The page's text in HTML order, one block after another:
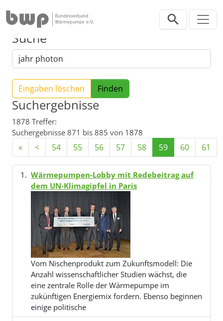
Suche
Eingaben löschen
Suchergebnisse
1878 Treffer:
Suchergebnisse 871 bis 885 von 1878
« < 54 55 56 57 58 59 60 61
Wärmepumpen-Lobby mit Redebeitrag auf
dem UN-Klimagipfel in Paris
Vom Nischenprodukt zum Zukunftsmodell: Die
Anzahl wissenschaftlicher Studien wächst, die
eine zentrale Rolle der Wärmepumpe im
zukünftigen Energiemix fordern. Ebenso beginnen
einige politische